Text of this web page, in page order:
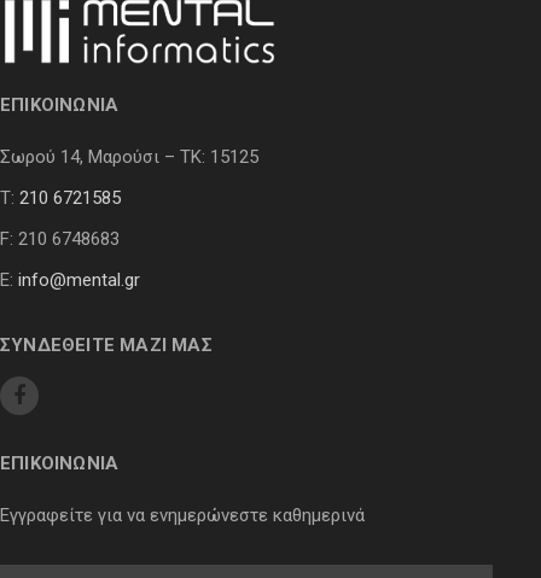
ΕΠΙΚΟΙΝΩΝΙΑ
Σωρού 14, Μαρούσι – ΤΚ: 15125
Τ: 210 6721585
F: 210 6748683
E: info@mental.gr
ΣΥΝΔΕΘΕΙΤΕ ΜΑΖΙ ΜΑΣ
ΕΠΙΚΟΙΝΩΝΙΑ
Εγγραφείτε για να ενημερώνεστε καθημερινά